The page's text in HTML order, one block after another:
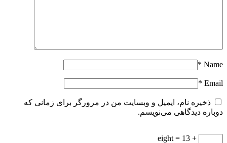
Name
*
Email
*
ذخیره نام، ایمیل و وبسایت من در مرورگر برای زمانی که
دوباره دیدگاهی می‌نویسم.
+ eight = 13